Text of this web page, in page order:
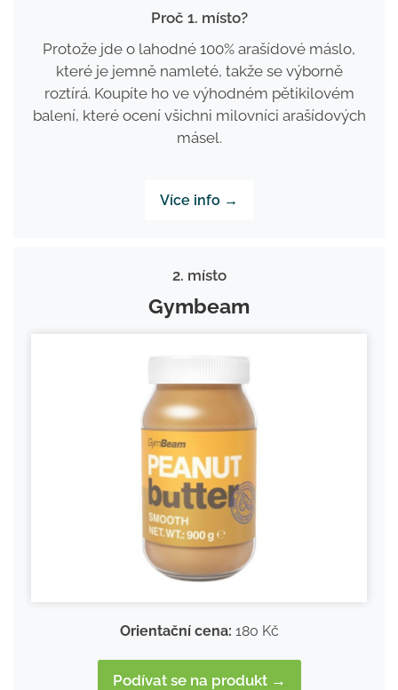
Proč 1. místo?
Protože jde o lahodné 100% arašídové máslo,
které je jemně namleté, takže se výborně
roztírá. Koupíte ho ve výhodném pětikilovém
balení, které ocení všichni milovníci arašídových
másel.
Více info →
2. místo
Gymbeam
Orientační cena: 180 Kč
Podívat se na produkt →